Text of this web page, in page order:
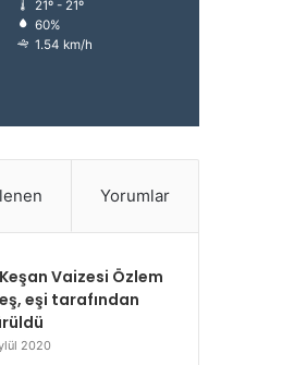
21º - 21º
60%
1.54 km/h
Yorumlar
Vaizesi Özlem
eşi tarafından
2020